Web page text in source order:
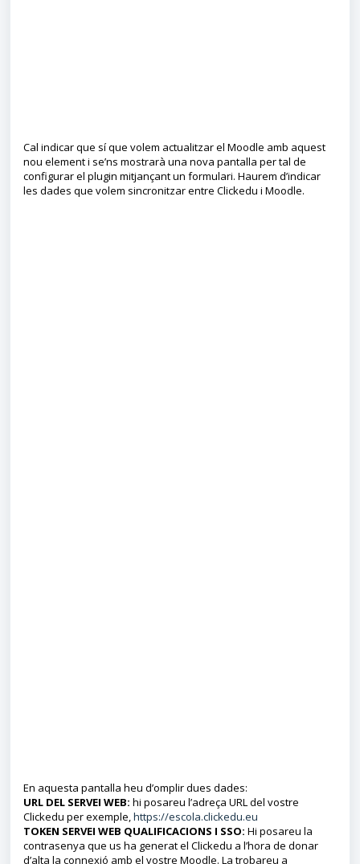
Cal indicar que sí que volem actualitzar el Moodle amb aquest
nou element i se’ns mostrarà una nova pantalla per tal de
configurar el plugin mitjançant un formulari. Haurem d’indicar
les dades que volem sincronitzar entre Clickedu i Moodle.
En aquesta pantalla heu d’omplir dues dades:
URL DEL SERVEI WEB: hi posareu l’adreça URL del vostre
Clickedu per exemple,https://escola.clickedu.eu
TOKEN SERVEI WEB QUALIFICACIONS I SSO: Hi posareu la
contrasenya que us ha generat el Clickedu a l’hora de donar
d’alta la connexió amb el vostre Moodle. La trobareu a